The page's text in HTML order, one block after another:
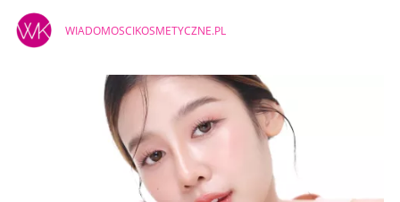
WIADOMOSCIKOSMETYCZNE.PL